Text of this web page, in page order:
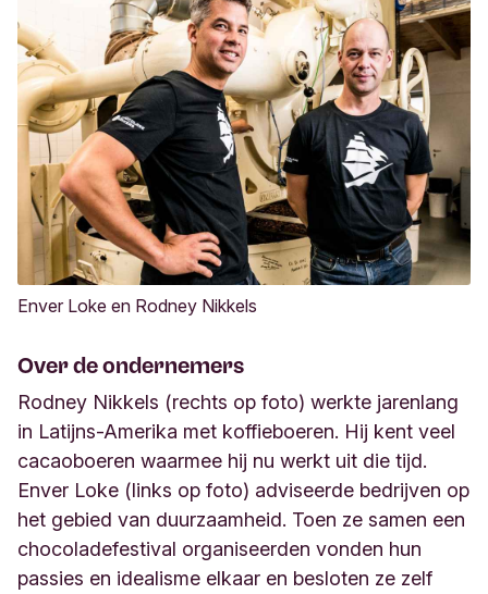
Enver Loke en Rodney Nikkels
Over de ondernemers
Rodney Nikkels (rechts op foto) werkte jarenlang
in Latijns-Amerika met koffieboeren. Hij kent veel
cacaoboeren waarmee hij nu werkt uit die tijd.
Enver Loke (links op foto) adviseerde bedrijven op
het gebied van duurzaamheid. Toen ze samen een
chocoladefestival organiseerden vonden hun
passies en idealisme elkaar en besloten ze zelf